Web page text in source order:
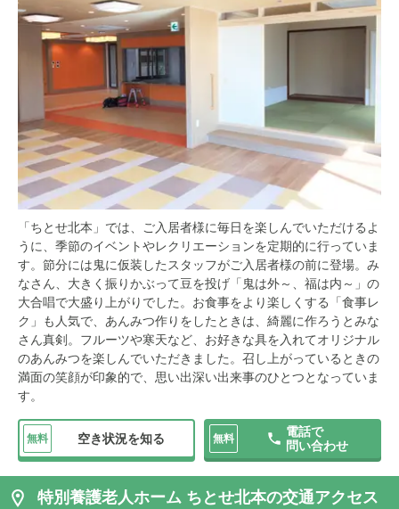
「ちとせ北本」では、ご入居者様に毎日を楽しんでいただけるよ
うに、季節のイベントやレクリエーションを定期的に行っていま
す。節分には鬼に仮装したスタッフがご入居者様の前に登場。み
なさん、大きく振りかぶって豆を投げ「鬼は外～、福は内～」の
大合唱で大盛り上がりでした。お食事をより楽しくする「食事レ
ク」も人気で、あんみつ作りをしたときは、綺麗に作ろうとみな
さん真剣。フルーツや寒天など、お好きな具を入れてオリジナル
のあんみつを楽しんでいただきました。召し上がっているときの
満面の笑顔が印象的で、思い出深い出来事のひとつとなっていま
す。
無料 空き状況を知る 無料
電話で
問い合わせ
特別養護老人ホーム ちとせ北本の交通アクセス